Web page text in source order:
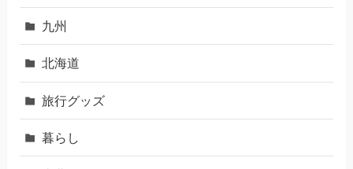
九州
北海道
旅行グッズ
暮らし